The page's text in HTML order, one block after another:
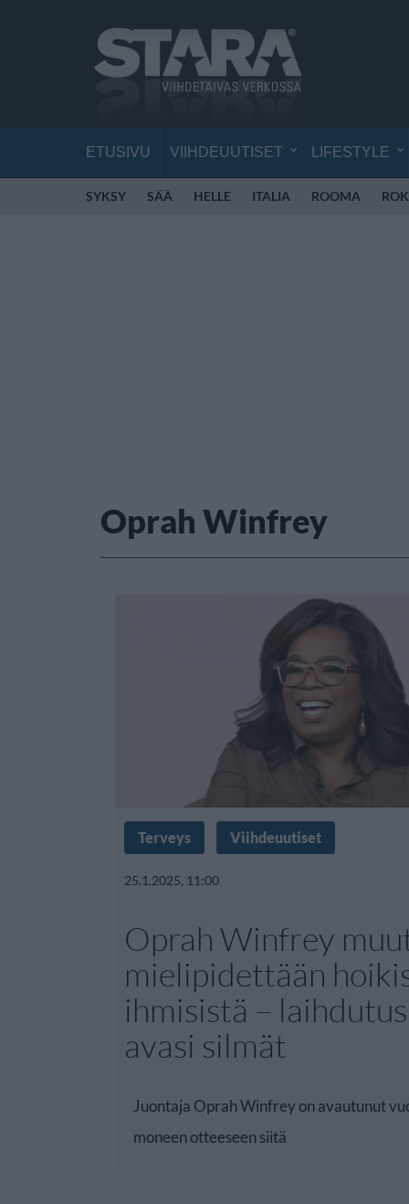
ETUSIVU VIIHDEUUTISET LIFESTYLE
SYKSY SÄÄ HELLE ITALIA ROOMA
Oprah Winfrey
Terveys Viihdeuutiset
25.1.2025, 11:00
Oprah Winfrey
mielipidettään
ihmisistä –
avasi silmät
Juontaja Oprah Winfrey on avautunut
moneen otteeseen siitä